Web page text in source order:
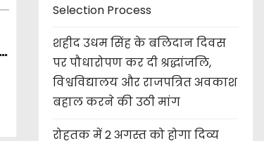
Selection Process
शहीद उधम सिंह के बलिदान दिवस
पर पौधारोपण कर दी श्रद्धांजलि,
विश्वविद्यालय और राजपत्रित अवकाश
बहाल करने की उठी मांग
रोहतक में 2 अगस्त को होगा दिव्य